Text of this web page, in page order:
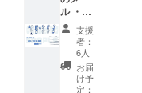
ス出展
・2018年9月
ME/CFS 宮
城勉強会・
ル ・啓
発ポス
トカー
ド 2枚
・コ
ミック
エッセ
支援
者：
6人
お届
け予
定：